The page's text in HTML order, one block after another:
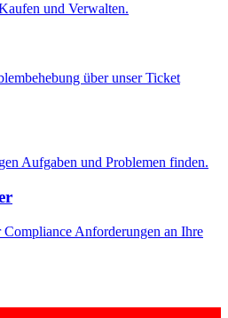
und Verwalten.
über unser Ticket
Aufgaben und Problemen finden.
Anforderungen an Ihre